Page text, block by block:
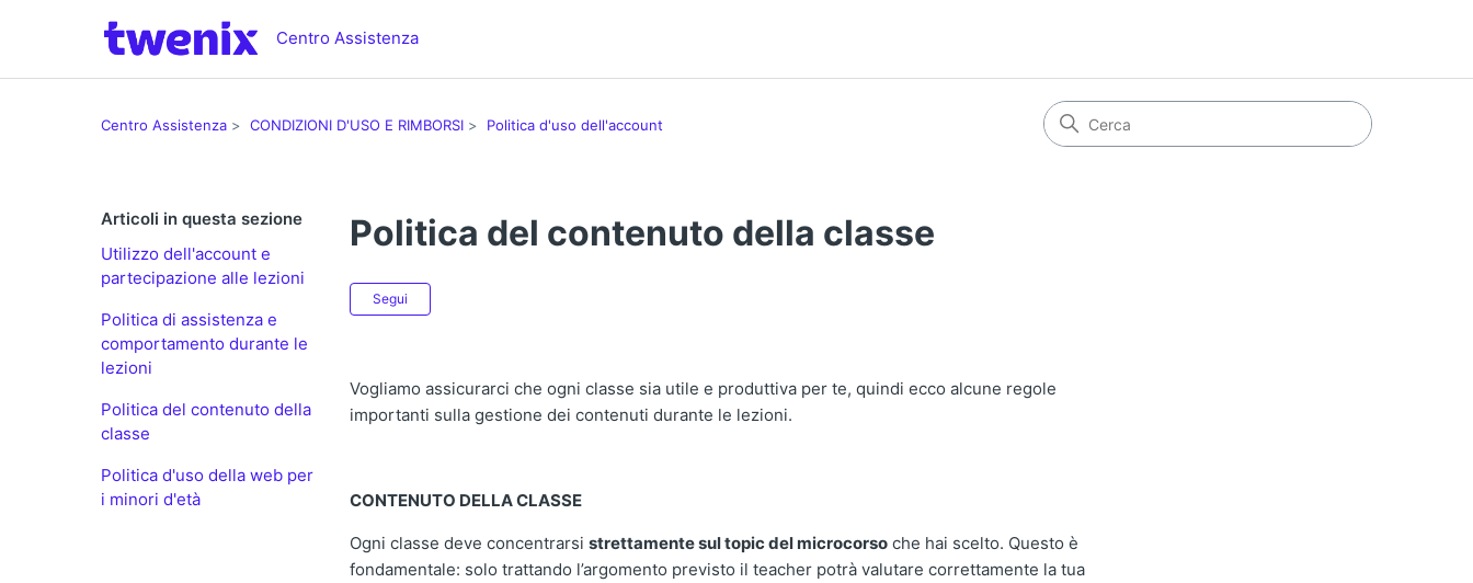
Centro Assistenza
Centro Assistenza CONDIZIONI D'USO E RIMBORSI Politica d'uso dell'account
Articoli in questa sezione
Utilizzo dell'account e
partecipazione alle lezioni
Politica di assistenza e
comportamento durante le
lezioni
Politica del contenuto della
classe
Politica d'uso della web per
i minori d'età
Politica del contenuto della classe
Segui
Vogliamo assicurarci che ogni classe sia utile e produttiva per te, quindi ecco alcune regole
importanti sulla gestione dei contenuti durante le lezioni.
CONTENUTO DELLA CLASSE
Ogni classe deve concentrarsistrettamente sul topic del microcorso che hai scelto. Questo è
fondamentale: solo trattando l’argomento previsto il teacher potrà valutare correttamente la tua